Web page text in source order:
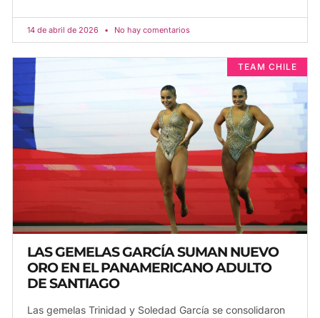
14 de abril de 2026 No hay comentarios
TEAM CHILE
LAS GEMELAS GARCÍA SUMAN NUEVO
ORO EN EL PANAMERICANO ADULTO
DE SANTIAGO
Las gemelas Trinidad y Soledad García se consolidaron